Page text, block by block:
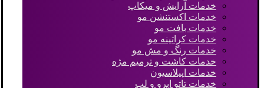
خدمات آرایش و میکاپ
خدمات اکستنشن مو
خدمات بافت مو
خدمات کراتینه مو
خدمات رنگ و مش مو
خدمات کاشت و ترمیم مژه
خدمات اپیلاسیون
خدمات تاتو ابرو و لب